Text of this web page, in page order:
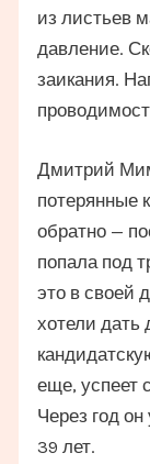
из листьев
давление.
заикания.
Дмитрий
потерянные
обратно —
попала под
это в своей
хотели дать
еще, успеет
Через год
39 лет.